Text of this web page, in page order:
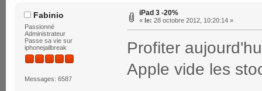
Fabinio
Passionné
Administrateur
Passe sa vie sur
iphonejailbreak
Messages: 6587
iPad 3 -20%
« le: 28 octobre 2012, 10:20:14 »
Profiter
Apple vide les